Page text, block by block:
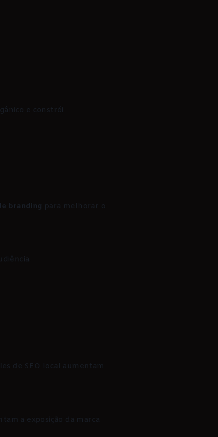
e constrói
branding para melhorar o
de SEO local aumentam
a exposição da marca